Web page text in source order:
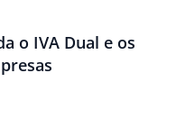
o IVA Dual e os